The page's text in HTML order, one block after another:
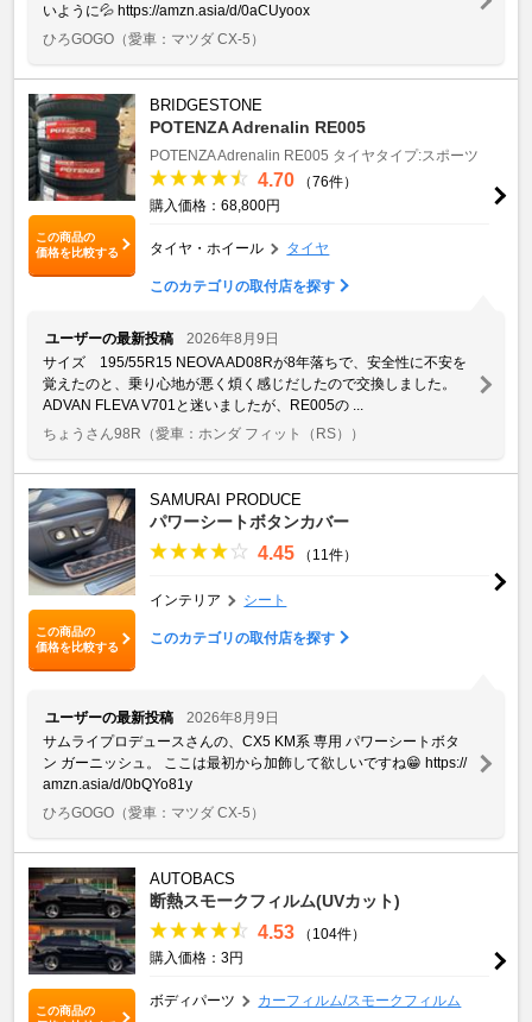
いように💦 https://amzn.asia/d/0aCUyoox
ひろGOGO （愛車：マツダ CX-5）
この商品の
価格を比較する
BRIDGESTONE
POTENZA Adrenalin RE005
POTENZA Adrenalin RE005 タイヤタイプ:スポーツ
4.70
（76件）
購入価格：68,800円
タイヤ・ホイール タイヤ
このカテゴリの取付店を探す
ユーザーの最新投稿
2026年8月9日
サイズ 195/55R15 NEOVA AD08Rが8年落ちで、安全性に不安を
覚えたのと、乗り心地が悪く煩く感じだしたので交換しました。
ADVAN FLEVA V701と迷いましたが、RE005の ...
ちょうさん98R （愛車：ホンダ フィット（RS））
この商品の
価格を比較する
SAMURAI PRODUCE
パワーシートボタンカバー
4.45 （11件）
インテリア シート
このカテゴリの取付店を探す
ユーザーの最新投稿
2026年8月9日
サムライプロデュースさんの、CX5 KM系 専用 パワーシートボタ
ン ガーニッシュ。 ここは最初から加飾して欲しいですね😁 https://
amzn.asia/d/0bQYo81y
ひろGOGO （愛車：マツダ CX-5）
この商品の
AUTOBACS
断熱スモークフィルム(UVカット)
4.53
（104件）
購入価格：3円
ボディパーツ カーフィルム/スモークフィルム